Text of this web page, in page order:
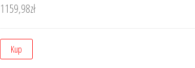
1159,98zł
Kup